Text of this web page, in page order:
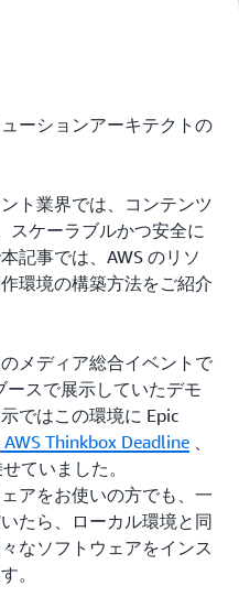
ーションアーキテクトの
ト業界では、コンテンツ
スケーラブルかつ安全に
記事では、AWS のリソ
環境の構築方法をご紹介
メディア総合イベントで
ースで展示していたデモ
ではこの環境に Epic
AWS Thinkbox Deadline 、
ていました。
アをお使いの方でも、一
たら、ローカル環境と同
なソフトウェアをインス
。